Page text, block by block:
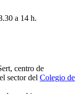
a 14 h.
centro de
sector del Colegio de